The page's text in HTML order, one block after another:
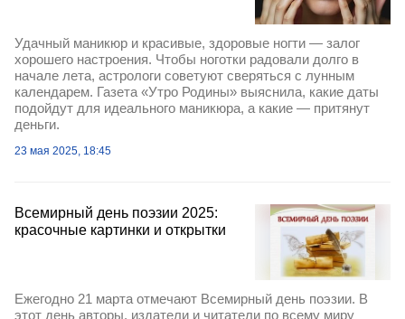
Удачный маникюр и красивые, здоровые ногти — залог
хорошего настроения. Чтобы ноготки радовали долго в
начале лета, астрологи советуют сверяться с лунным
календарем. Газета «Утро Родины» выяснила, какие даты
подойдут для идеального маникюра, а какие — притянут
деньги.
23 мая 2025, 18:45
Всемирный день поэзии 2025:
красочные картинки и открытки
Ежегодно 21 марта отмечают Всемирный день поэзии. В
этот день авторы, издатели и читатели по всему миру